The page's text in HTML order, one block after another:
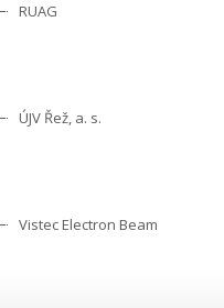
RUAG
ÚJV Řež, a. s.
Vistec Electron Beam